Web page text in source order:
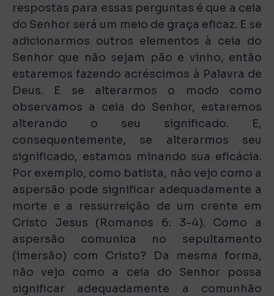
respostas para essas perguntas é que a ceia
do Senhor será um meio de graça eficaz. E se
adicionarmos outros elementos à ceia do
Senhor que não sejam pão e vinho, então
estaremos fazendo acréscimos à Palavra de
Deus. E se alterarmos o modo como
observamos a ceia do Senhor, estaremos
alterando o seu significado. E,
consequentemente, se alterarmos seu
significado, estamos minando sua eficácia.
Por exemplo, como batista, não vejo como a
aspersão pode significar adequadamente a
morte e a ressurreição de um crente em
Cristo Jesus (Romanos 6: 3-4). Como a
aspersão comunica no sepultamento
(imersão) com Cristo? Da mesma forma,
não vejo como a ceia do Senhor possa
significar adequadamente a comunhão